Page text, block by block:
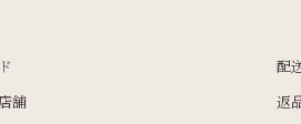
舗
配
返